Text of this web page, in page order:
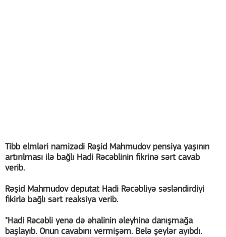
Tibb elmləri namizədi Rəşid Mahmudov pensiya yaşının
artırılması ilə bağlı Hadi Rəcəblinin fikrinə sərt cavab
verib.
Rəşid Mahmudov deputat Hadi Rəcəbliyə səsləndirdiyi
fikirlə bağlı sərt reaksiya verib.
"Hadi Rəcəbli yenə də əhalinin əleyhinə danışmağa
başlayıb. Onun cavabını vermişəm. Belə şeylər ayıbdı.